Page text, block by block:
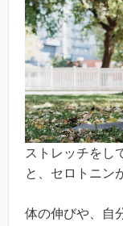
ストレッチをし
と、セロトニン
体の伸びや、自